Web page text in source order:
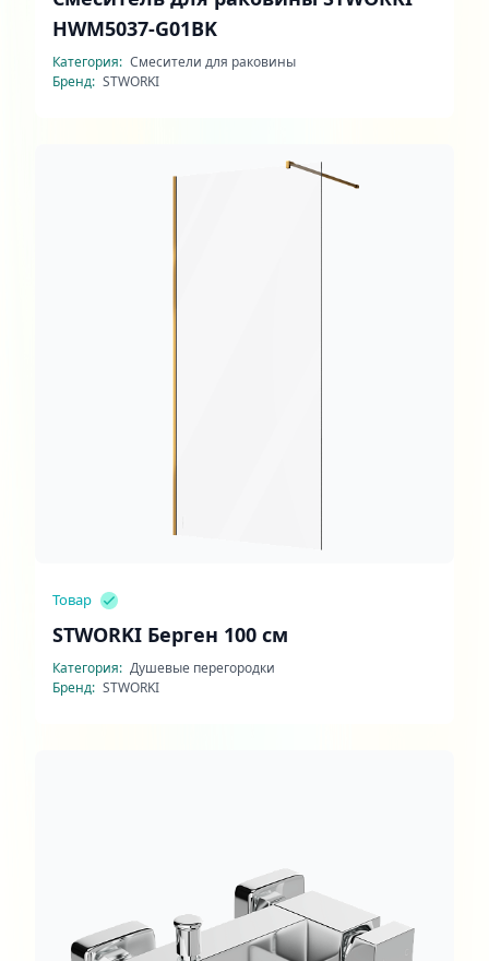
HWM5037-G01BK
Категория: Смесители для раковины
Бренд: STWORKI
Товар
STWORKI Берген 100 см
Категория: Душевые перегородки
Бренд: STWORKI